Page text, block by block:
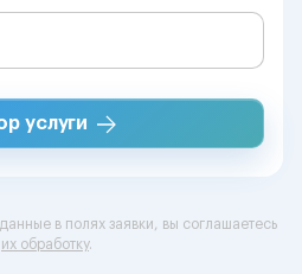
услуги
в полях заявки, вы соглашаетесь
их обработку.